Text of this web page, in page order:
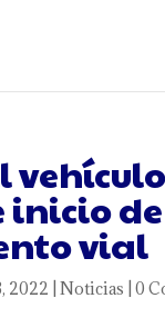
vial
2022 |Noticias |0